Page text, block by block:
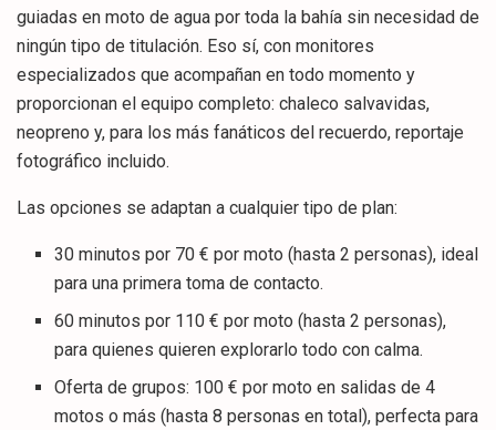
guiadas en moto de agua por toda la bahía sin necesidad de
ningún tipo de titulación. Eso sí, con monitores
especializados que acompañan en todo momento y
proporcionan el equipo completo: chaleco salvavidas,
neopreno y, para los más fanáticos del recuerdo, reportaje
fotográfico incluido.
Las opciones se adaptan a cualquier tipo de plan:
30 minutos por 70 € por moto (hasta 2 personas), ideal
para una primera toma de contacto.
60 minutos por 110 € por moto (hasta 2 personas),
para quienes quieren explorarlo todo con calma.
Oferta de grupos: 100 € por moto en salidas de 4
motos o más (hasta 8 personas en total), perfecta para